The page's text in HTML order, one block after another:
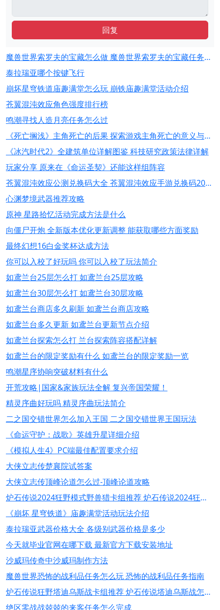
回复
魔兽世界索罗夫的宝藏怎么做 魔兽世界索罗夫的宝藏任务完成攻略
泰拉瑞亚哪个按键飞行
崩坏星穹铁道庙趣满堂怎么玩 崩铁庙趣满堂活动介绍
苍翼混沌效应角色强度排行榜
鸣潮寻找人造月亮任务怎么过
《死亡搁浅》主角死亡的后果 探索游戏主角死亡的意义与影响
《冰汽时代2》全建筑单位详解图鉴 科技研究政策法律详解
玩家分享 原来在《命运圣契》还能这样组阵容
苍翼混沌效应公测兑换码大全 苍翼混沌效应手游兑换码2024最新
心渊梦境武器推荐攻略
原神 星路拾忆活动完成方法是什么
向僵尸开炮 全新版本优化更新调整 能获取哪些方面奖励
最终幻想16白金奖杯达成方法
你可以入校了好玩吗 你可以入校了玩法简介
如鸢兰台25层怎么打 如鸢兰台25层攻略
如鸢兰台30层怎么打 如鸢兰台30层攻略
如鸢兰台商店多久刷新 如鸢兰台商店攻略
如鸢兰台多久更新 如鸢兰台更新节点介绍
如鸢兰台探索怎么打 兰台探索阵容搭配详解
如鸢兰台的限定奖励有什么 如鸢兰台的限定奖励一览
鸣潮星序协响突破材料有什么
开荒攻略|国家&家族玩法全解 复兴帝国荣耀！
精灵序曲好玩吗 精灵序曲玩法简介
二之国交错世界怎么加入王国 二之国交错世界王国玩法
《命运守护：战歌》英雄升星详细介绍
《模拟人生4》PC端最佳配置要求介绍
大侠立志传楚襄院试答案
大侠立志传顶峰论道怎么过-顶峰论道攻略
炉石传说2024狂野模式野兽猎卡组推荐 炉石传说2024狂野模式野兽猎卡组怎么玩
《崩坏 星穹铁道》庙趣满堂活动玩法介绍
泰拉瑞亚武器价格大全 各级别武器价格是多少
今天就毕业官网在哪下载 最新官方下载安装地址
沙威玛传奇中沙威玛制作方法
魔兽世界恐怖的战利品任务怎么玩 恐怖的战利品任务指南
炉石传说狂野塔迪乌斯战卡组推荐 炉石传说塔迪乌斯战怎么玩
绝区零战战兢兢的来客任务怎么完成